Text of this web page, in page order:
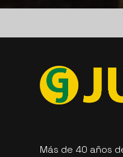
Más de 40 años